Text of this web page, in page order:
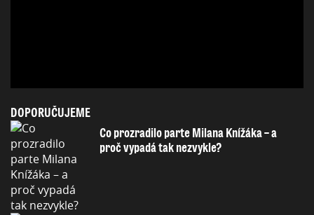
DOPORUČUJEME
Co prozradilo parte Milana Knížáka – a
proč vypadá tak nezvykle?